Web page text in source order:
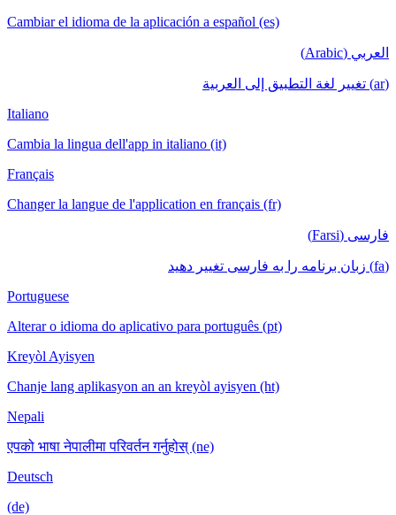
Cambiar el idioma de la aplicación a español (es)
العربي (Arabic)
(ar) تغيير لغة التطبيق إلى العربية
Italiano
Cambia la lingua dell'app in italiano (it)
Français
Changer la langue de l'application en français (fr)
فارسی (Farsi)
(fa) زبان برنامه را به فارسی تغییر دهید
Portuguese
Alterar o idioma do aplicativo para português (pt)
Kreyòl Ayisyen
Chanje lang aplikasyon an an kreyòl ayisyen (ht)
Nepali
एपको भाषा नेपालीमा परिवर्तन गर्नुहोस् (ne)
Deutsch
(de)